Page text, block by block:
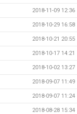
2018-11-09 12:36
2018-10-29 16:58
2018-10-21 20:55
2018-10-17 14:21
2018-10-02 13:27
2018-09-07 11:49
2018-09-07 11:24
2018-08-28 15:34